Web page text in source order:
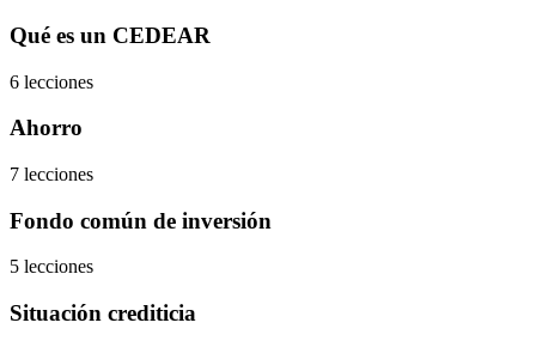
Qué es un CEDEAR
6 lecciones
Ahorro
7 lecciones
Fondo común de inversión
5 lecciones
Situación crediticia